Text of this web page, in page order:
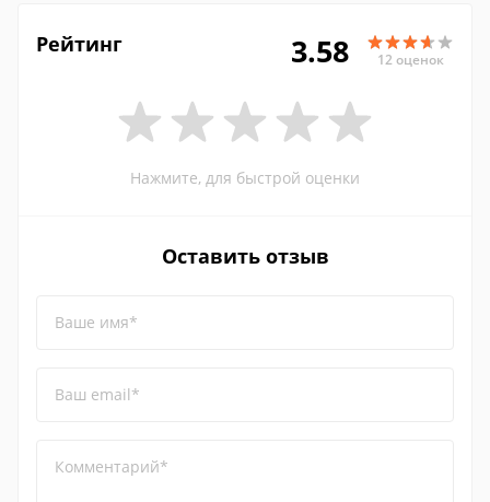
Рейтинг 3.58 12 оценок
Нажмите, для быстрой оценки
Оставить отзыв
Ваше имя*
Ваш email*
Комментарий*